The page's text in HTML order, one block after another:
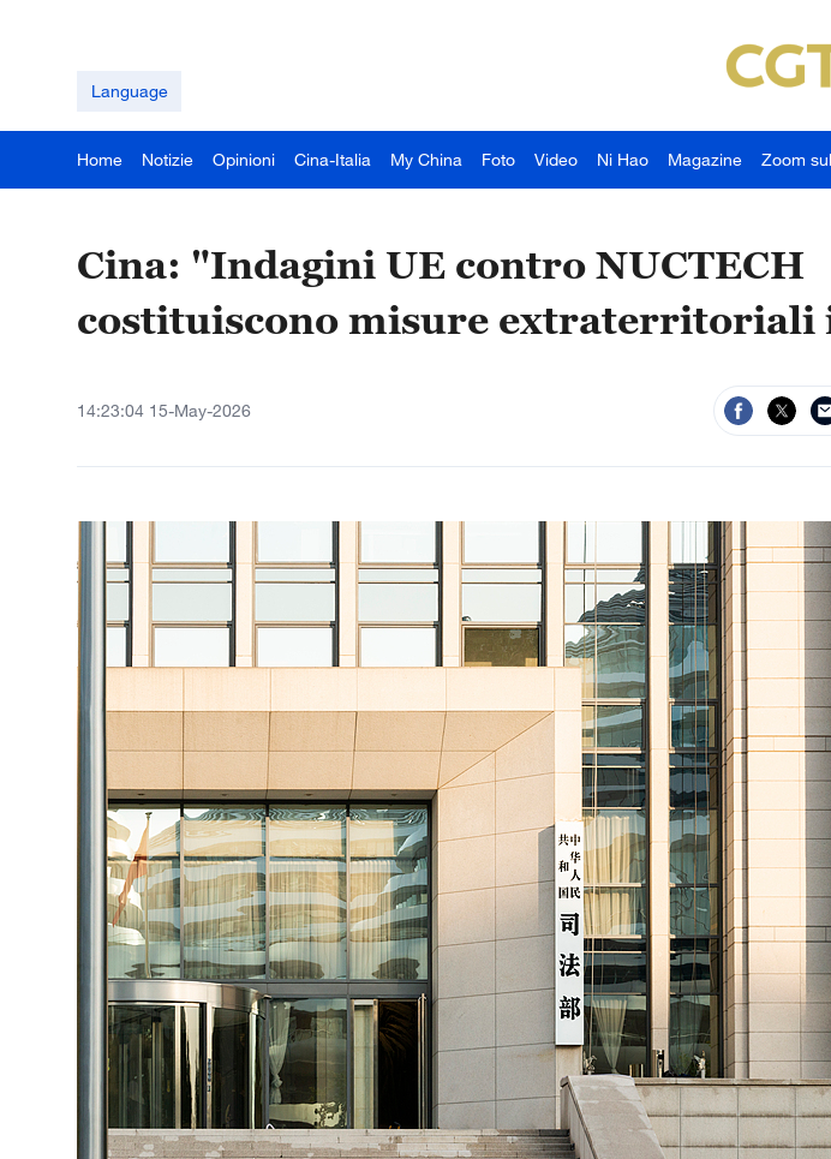
Language
Home Notizie Opinioni Cina-Italia My China Foto Video Ni Hao Magazine Zoom
Cina: "Indagini UE contro NUCTECH
costituiscono misure extraterritoriali
14:23:04 15-May-2026